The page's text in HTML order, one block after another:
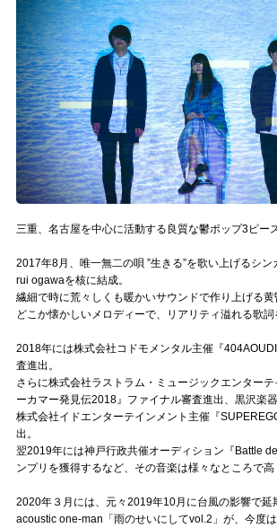
お問い合わせ
記事リクエスト
ログイン
LINK
muevoクラウドファンディング
muevoコミュニティ
ぶいクラ！by muevo
ぶいコミュ！by muevo
ぶいマガ！ by muevo
Follow us
Official SNS
三重、名古屋を中心に活動する良質な鬱ポップ3ピー
2017年8月、唯一無二の唄 ”生きる”を歌い上げるシン
rui ogawaを核に結成。
繊細で時に荒々しくも暖かいサウンドで作り上げる黄
どこか懐かしいメロディーで、リアリティ溢れる歌詞
2018年には株式会社コドモメンタル主催『
査進出。
さらに株式会社ラストラム・ミュージックエンター
ーカマー発見伝2018』ファイナル審査進出、黒沢楽器
株式会社イドエンターテインメント主催『
出。
翌2019年には神戸行政共催オーディション『Battle
ンプリを獲得するなど、その音楽は様々なところで高
2020年３月には、元々2019年10月に台風の影響で延
acoustic one-man「雨のせいにしてvol.2」が、今度